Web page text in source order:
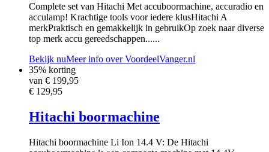
Complete set van Hitachi Met accuboormachine, accuradio en
acculamp! Krachtige tools voor iedere klusHitachi A
merkPraktisch en gemakkelijk in gebruikOp zoek naar diverse
top merk accu gereedschappen......
Bekijk nuMeer info over VoordeelVanger.nl
35% korting
van € 199,95
€ 129,95
Hitachi boormachine
Hitachi boormachine Li Ion 14.4 V: De Hitachi